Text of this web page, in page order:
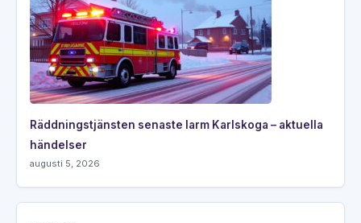
Räddningstjänsten senaste larm Karlskoga – aktuella
händelser
augusti 5, 2026